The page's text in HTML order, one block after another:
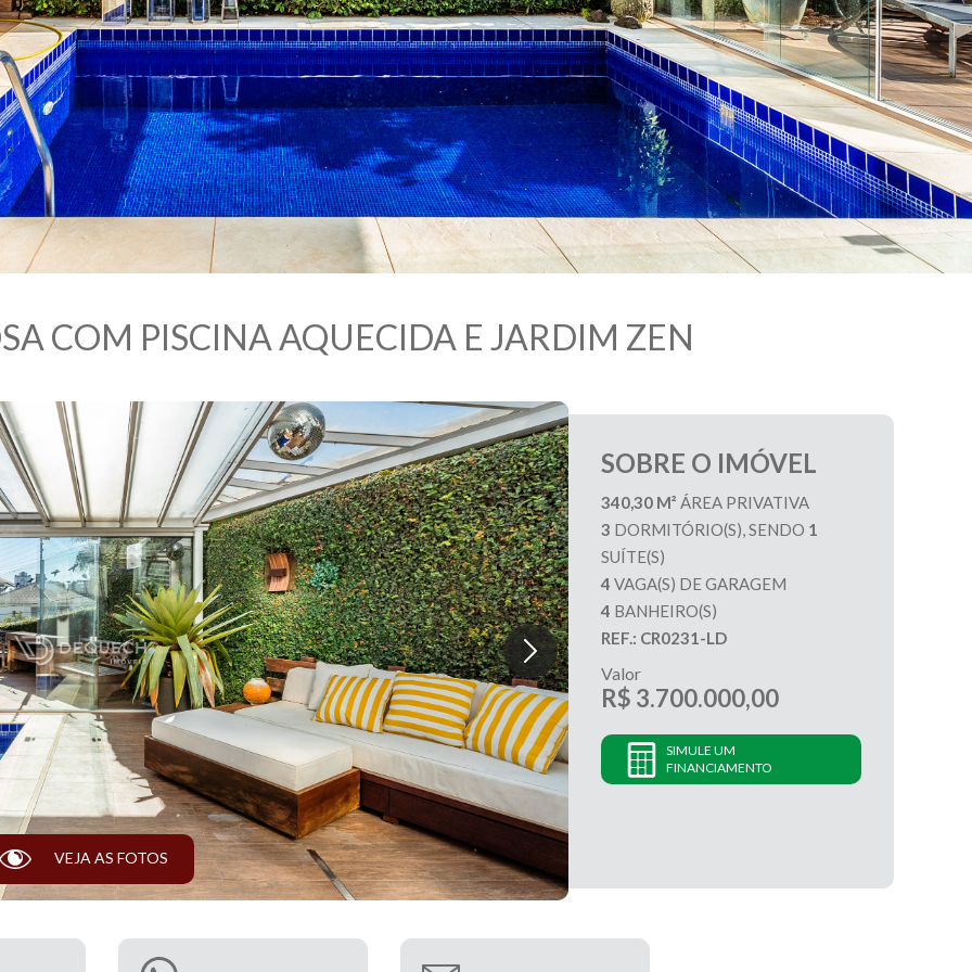
COM PISCINA AQUECIDA E JARDIM ZEN
VEJA AS FOTOS
SOBRE O IMÓVEL
340,30 M² ÁREA PRIVATIVA
3 DORMITÓRIO(S), SENDO 1
SUÍTE(S)
4 VAGA(S) DE GARAGEM
4 BANHEIRO(S)
REF.: CR0231-LD
Valor
R$ 3.700.000,00
SIMULE UM
FINANCIAMENTO